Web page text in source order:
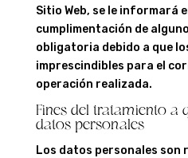
Sitio Web, se le informará
cumplimentación de
obligatoria debido a que
imprescindibles para el
operación realizada.
Fines del tratamiento a
datos personales
Los datos personales son